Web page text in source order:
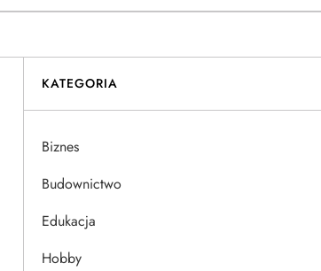
KATEGORIA
Biznes
Budownictwo
Edukacja
Hobby